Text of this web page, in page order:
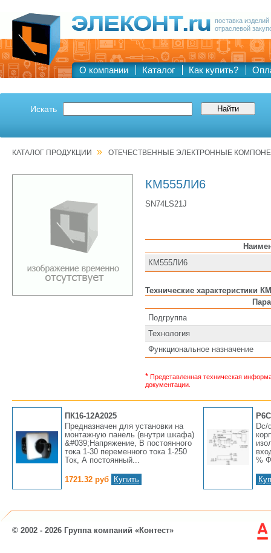
поставка
отраслевой
О компании Каталог Как купить?
Искать
КАТАЛОГ ПРОДУКЦИИ » ОТЕЧЕСТВЕННЫЕ ЭЛЕКТРОННЫЕ
КМ555ЛИ6
SN74LS21J
КМ555ЛИ6
Технические характеристики
Подгруппа
Технология
Функциональное назначение
* Представленная техническая
документации.
ПК16-12А2025
Предназначен для установки на
монтажную панель (внутри шкафа)
&#039;Напряжение, В постоянного
тока 1-30 переменного тока 1-250
Ток, А постоянный...
1721.32 руб Купить
Dc/
%
© 2002 - 2026 Группа компаний «Контест»